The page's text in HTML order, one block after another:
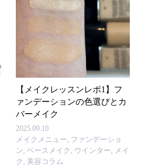
【メイクレッスンレポ1】フ
ァンデーションの色選びとカ
バーメイク
2025.09.10
メイクメニュー, ファンデーショ
ン,ベースメイク , ウインター, メイ
ク , 美容コラム